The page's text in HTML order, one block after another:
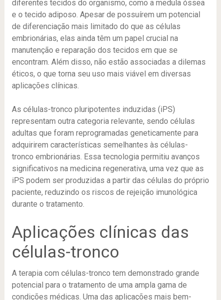
diferentes tecidos do organismo, como a medula óssea
e o tecido adiposo. Apesar de possuírem um potencial
de diferenciação mais limitado do que as células
embrionárias, elas ainda têm um papel crucial na
manutenção e reparação dos tecidos em que se
encontram. Além disso, não estão associadas a dilemas
éticos, o que torna seu uso mais viável em diversas
aplicações clínicas.
As células-tronco pluripotentes induzidas (iPS)
representam outra categoria relevante, sendo células
adultas que foram reprogramadas geneticamente para
adquirirem características semelhantes às células-
tronco embrionárias. Essa tecnologia permitiu avanços
significativos na medicina regenerativa, uma vez que as
iPS podem ser produzidas a partir das células do próprio
paciente, reduzindo os riscos de rejeição imunológica
durante o tratamento.
Aplicações clínicas das
células-tronco
A terapia com células-tronco tem demonstrado grande
potencial para o tratamento de uma ampla gama de
condições médicas. Uma das aplicações mais bem-